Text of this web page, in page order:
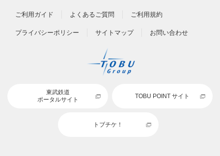
ご利用ガイド よくあるご質問 ご利用規約
プライバシーポリシー サイトマップ お問い合わせ
東武鉄道
ポータルサイト
TOBU POINT サイト
トブチケ！